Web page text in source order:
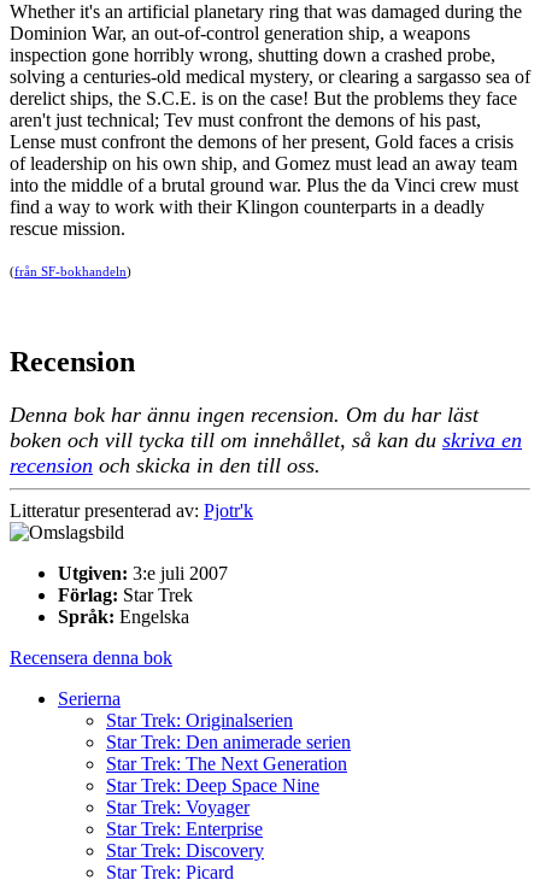
Whether it's an artificial planetary ring that was damaged during the
Dominion War, an out-of-control generation ship, a weapons
inspection gone horribly wrong, shutting down a crashed probe,
solving a centuries-old medical mystery, or clearing a sargasso sea of
derelict ships, the S.C.E. is on the case! But the problems they face
aren't just technical; Tev must confront the demons of his past,
Lense must confront the demons of her present, Gold faces a crisis
of leadership on his own ship, and Gomez must lead an away team
into the middle of a brutal ground war. Plus the da Vinci crew must
find a way to work with their Klingon counterparts in a deadly
rescue mission.
(från SF-bokhandeln)
Recension
Denna bok har ännu ingen recension. Om du har läst
boken och vill tycka till om innehållet, så kan du skriva en
recension och skicka in den till oss.
Litteratur presenterad av: Pjotr'k
Utgiven: 3:e juli 2007
Förlag: Star Trek
Språk: Engelska
Recensera denna bok
Serierna
Star Trek: Originalserien
Star Trek: Den animerade serien
Star Trek: The Next Generation
Star Trek: Deep Space Nine
Star Trek: Voyager
Star Trek: Enterprise
Star Trek: Discovery
Star Trek: Picard